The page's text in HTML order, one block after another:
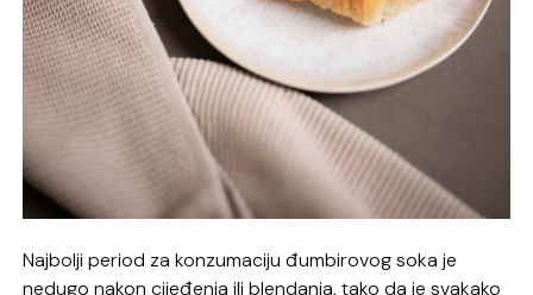
Najbolji period za konzumaciju đumbirovog soka je
nedugo nakon cijeđenja ili blendanja, tako da je svakako